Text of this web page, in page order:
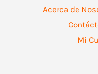
Acerca de
Mi